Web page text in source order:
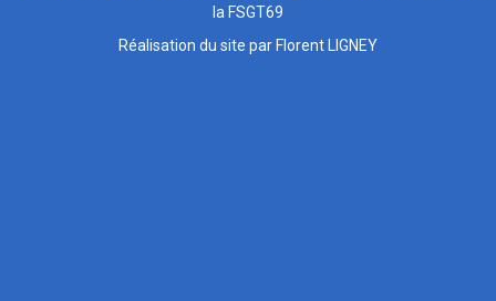
la FSGT69
Réalisation du site par Florent LIGNEY